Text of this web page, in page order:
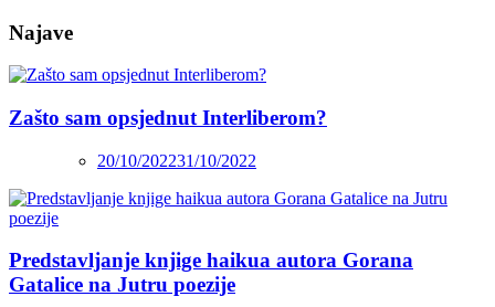
Najave
Zašto sam opsjednut Interliberom?
20/10/202231/10/2022
Predstavljanje knjige haikua autora Gorana
Gatalice na Jutru poezije